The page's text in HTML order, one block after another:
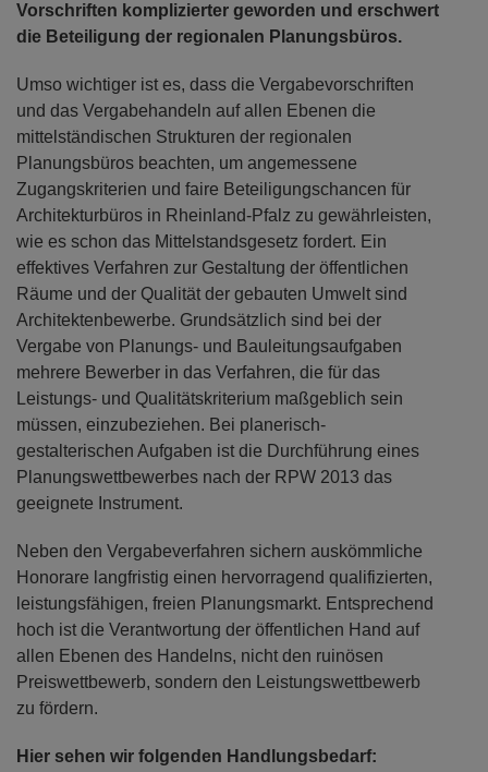
Vorschriften komplizierter geworden und erschwert
die Beteiligung der regionalen Planungsbüros.
Umso wichtiger ist es, dass die Vergabevorschriften
und das Vergabehandeln auf allen Ebenen die
mittelständischen Strukturen der regionalen
Planungsbüros beachten, um angemessene
Zugangskriterien und faire Beteiligungschancen für
Architekturbüros in Rheinland-Pfalz zu gewährleisten,
wie es schon das Mittelstandsgesetz fordert. Ein
effektives Verfahren zur Gestaltung der öffentlichen
Räume und der Qualität der gebauten Umwelt sind
Architektenbewerbe. Grundsätzlich sind bei der
Vergabe von Planungs- und Bauleitungsaufgaben
mehrere Bewerber in das Verfahren, die für das
Leistungs- und Qualitätskriterium maßgeblich sein
müssen, einzubeziehen. Bei planerisch-
gestalterischen Aufgaben ist die Durchführung eines
Planungswettbewerbes nach der RPW 2013 das
geeignete Instrument.
Neben den Vergabeverfahren sichern auskömmliche
Honorare langfristig einen hervorragend qualifizierten,
leistungsfähigen, freien Planungsmarkt. Entsprechend
hoch ist die Verantwortung der öffentlichen Hand auf
allen Ebenen des Handelns, nicht den ruinösen
Preiswettbewerb, sondern den Leistungswettbewerb
zu fördern.
Hier sehen wir folgenden Handlungsbedarf: